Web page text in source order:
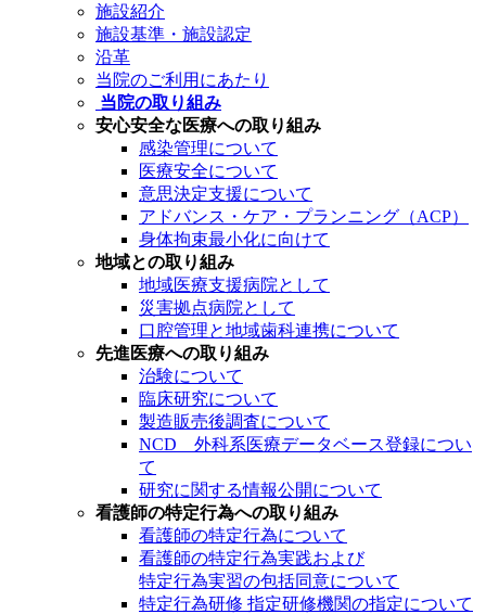
施設紹介
施設基準・施設認定
沿革
当院のご利用にあたり
当院の取り組み
安心安全な医療への取り組み
感染管理について
医療安全について
意思決定支援について
アドバンス・ケア・プランニング（ACP）
身体拘束最小化に向けて
地域との取り組み
地域医療支援病院として
災害拠点病院として
口腔管理と地域歯科連携について
先進医療への取り組み
治験について
臨床研究について
製造販売後調査について
NCD 外科系医療データベース登録につい
て
研究に関する情報公開について
看護師の特定行為への取り組み
看護師の特定行為について
看護師の特定行為実践および
特定行為実習の包括同意について
特定行為研修 指定研修機関の指定について